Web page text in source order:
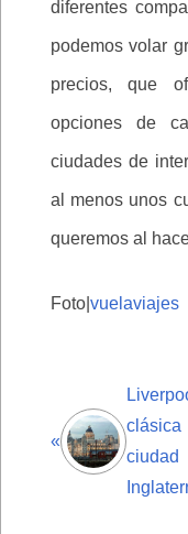
diferentes
podemos volar
precios, que
opciones de
ciudades de
al menos unos
queremos al
Foto| vuelaviajes
«
clásica